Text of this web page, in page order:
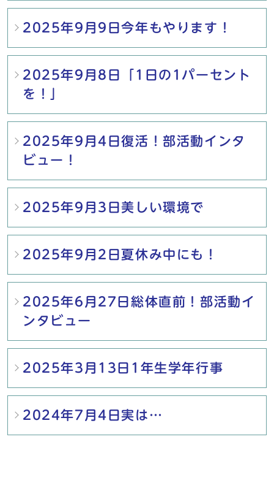
2025年9月9日今年もやります！
2025年9月8日「1日の1パーセント
を！」
2025年9月4日復活！部活動インタ
ビュー！
2025年9月3日美しい環境で
2025年9月2日夏休み中にも！
2025年6月27日総体直前！部活動イ
ンタビュー
2025年3月13日1年生学年行事
2024年7月4日実は…